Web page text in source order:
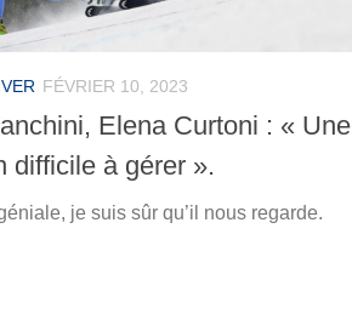
FÉVRIER 10, 2023
Elena Curtoni : « Une
difficile à gérer ».
je suis sûr qu’il nous regarde.